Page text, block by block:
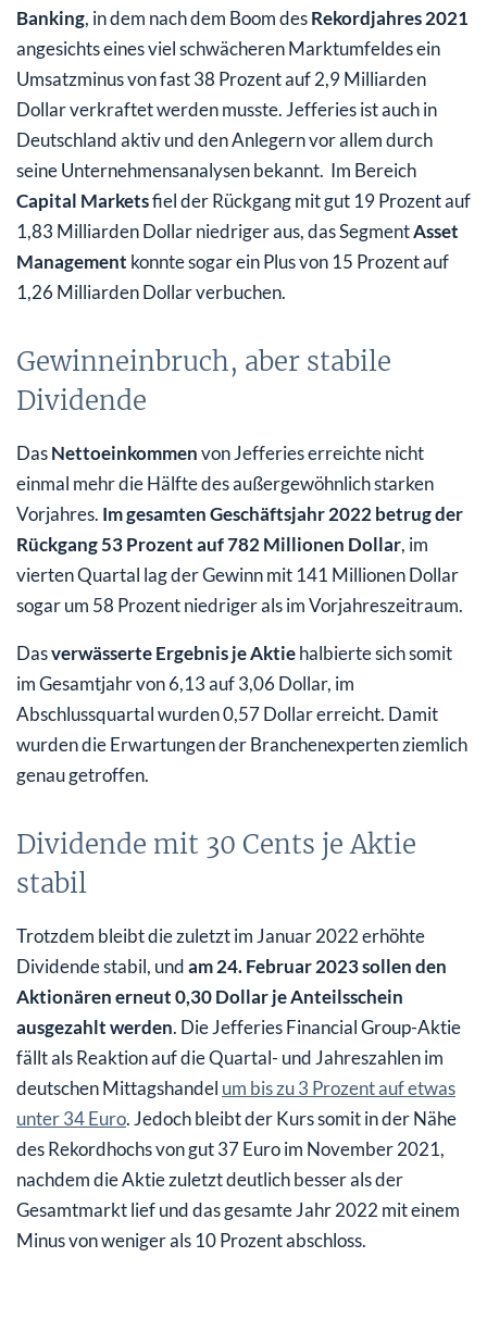
Banking, in dem nach dem Boom desRekordjahres 2021
angesichts eines viel schwächeren Marktumfeldes ein
Umsatzminus von fast 38 Prozent auf 2,9 Milliarden
Dollar verkraftet werden musste. Jefferies ist auch in
Deutschland aktiv und den Anlegern vor allem durch
seine Unternehmensanalysen bekannt. Im Bereich
Capital Marketsfiel der Rückgang mit gut 19 Prozent auf
1,83 Milliarden Dollar niedriger aus, das SegmentAsset
Management konnte sogar ein Plus von 15 Prozent auf
1,26 Milliarden Dollar verbuchen.
Gewinneinbruch, aber stabile
Dividende
DasNettoeinkommenvon Jefferies erreichte nicht
einmal mehr die Hälfte des außergewöhnlich starken
Vorjahres. Im gesamten Geschäftsjahr 2022 betrug der
Rückgang 53 Prozent auf 782 Millionen Dollar, im
vierten Quartal lag der Gewinn mit 141 Millionen Dollar
sogar um 58 Prozent niedriger als im Vorjahreszeitraum.
Dasverwässerte Ergebnis je Aktiehalbierte sich somit
im Gesamtjahr von 6,13 auf 3,06 Dollar, im
Abschlussquartal wurden 0,57 Dollar erreicht. Damit
wurden die Erwartungen der Branchenexperten ziemlich
genau getroffen.
Dividende mit 30 Cents je Aktie
stabil
Trotzdem bleibt die zuletzt im Januar 2022 erhöhte
Dividende stabil, undam 24. Februar 2023 sollen den
Aktionären erneut 0,30 Dollar je Anteilsschein
ausgezahlt werden. Die Jefferies Financial Group-Aktie
fällt als Reaktion auf die Quartal- und Jahreszahlen im
deutschen Mittagshandel um bis zu 3 Prozent auf etwas
unter 34 Euro. Jedoch bleibt der Kurs somit in der Nähe
des Rekordhochs von gut 37 Euro im November 2021,
nachdem die Aktie zuletzt deutlich besser als der
Gesamtmarkt lief und das gesamte Jahr 2022 mit einem
Minus von weniger als 10 Prozent abschloss.